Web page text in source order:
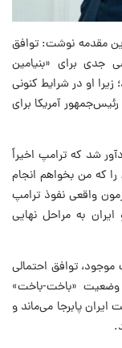
این مقدمه نوشت: توافق
جدی برای «بنیامین
او در شرایط کنونی
آمریکا برای
شد که ترامپ اخیراً
را که من بخواهم انجام
واقعی نفوذ ترامپ
به مراحل نهایی
توافق احتمالی
وضعیت «باخت-باخت»
پابرجا می‌ماند و